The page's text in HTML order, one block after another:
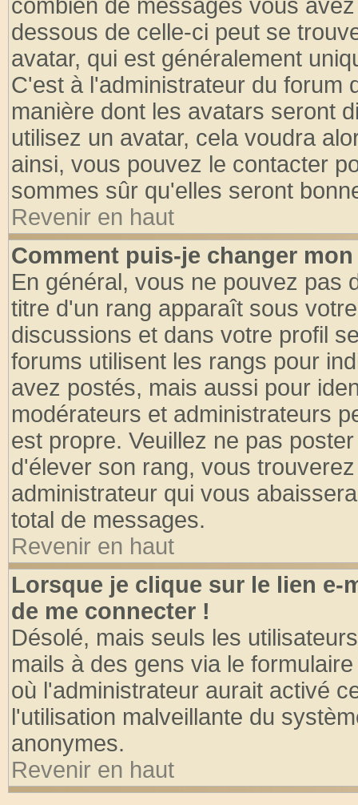
combien de messages vous
dessous de celle-ci peut se
avatar, qui est généralement
C'est à l'administrateur du forum
manière dont les avatars seront
utilisez un avatar, cela voudra
ainsi, vous pouvez le contacter
sommes sûr qu'elles seront
Revenir en haut
Comment puis-je changer
En général, vous ne pouvez pas
titre d'un rang apparaît sous
discussions et dans votre profil
forums utilisent les rangs pour
avez postés, mais aussi pour
modérateurs et administrateurs
est propre. Veuillez ne pas
d'élever son rang, vous
administrateur qui vous
total de messages.
Revenir en haut
Lorsque je clique sur le lien e-
de me connecter !
Désolé, mais seuls les
mails à des gens via le
où l'administrateur aurait activé
l'utilisation malveillante du
anonymes.
Revenir en haut